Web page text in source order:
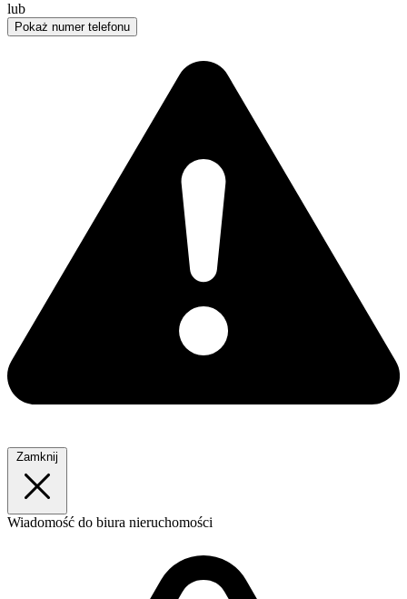
lub
Pokaż numer telefonu
Zamknij
Wiadomość do biura nieruchomości